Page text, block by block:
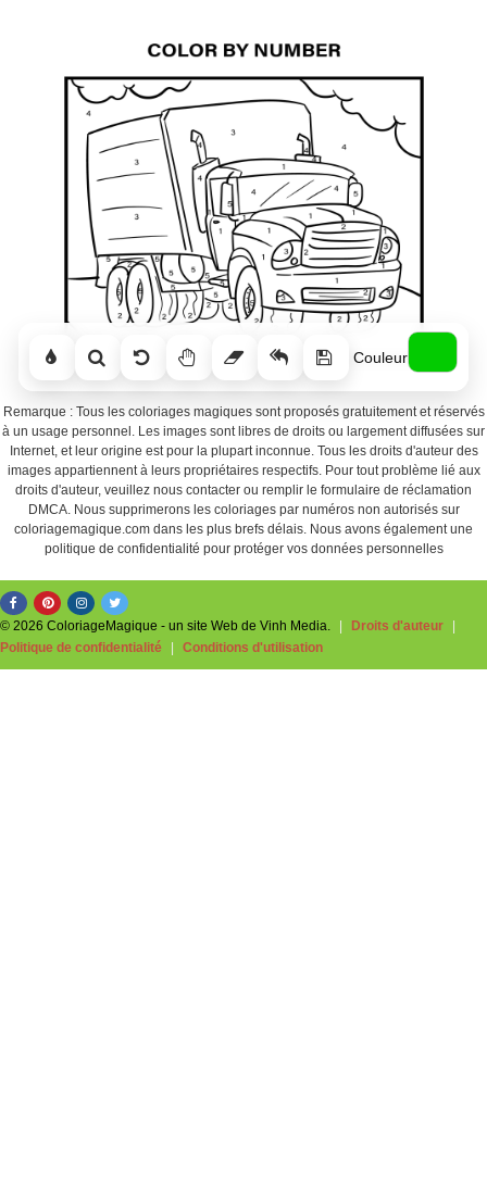
Couleur
Remarque : Tous les coloriages magiques sont proposés gratuitement et réservés
à un usage personnel. Les images sont libres de droits ou largement diffusées sur
Internet, et leur origine est pour la plupart inconnue. Tous les droits d'auteur des
images appartiennent à leurs propriétaires respectifs. Pour tout problème lié aux
droits d'auteur, veuillez nous contacter ou remplir le formulaire de réclamation
DMCA. Nous supprimerons les coloriages par numéros non autorisés sur
coloriagemagique.com dans les plus brefs délais. Nous avons également une
politique de confidentialité pour protéger vos données personnelles
© 2026 ColoriageMagique - un site Web de Vinh Media. Droits d'auteur
Politique de confidentialité
Conditions d'utilisation